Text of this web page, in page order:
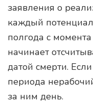
заявления о
каждый
полгода с
начинает
датой смерти.
периода
за ним день.